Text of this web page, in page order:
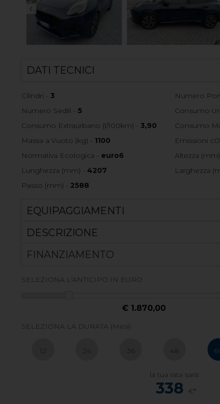
DATI TECNICI
Cilindri - 3 Numero
Numero Sedili - 5 Consumo
Consumo Extraurbano (l/100km) - 3,90 Consumo
Massa a Vuoto (kg) - 1100 Emissioni
Normativa Ecologica - euro6 Altezza
Lunghezza (mm) - 4207 Larghezza
Passo (mm) - 2588
EQUIPAGGIAMENTI
DESCRIZIONE
FINANZIAMENTO
SELEZIONA L'ANTICIPO IN EURO
€ 1.870,00
SELEZIONA LA DURATA (Mesi)
12 24 36 48
la tua rata sarà:
338 €*